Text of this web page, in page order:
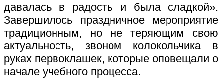
давалась в радость и была сладкой».
Завершилось праздничное мероприятие
традиционным, но не теряющим свою
актуальность, звоном колокольчика в
руках первоклашек, которые оповещали о
начале учебного процесса.